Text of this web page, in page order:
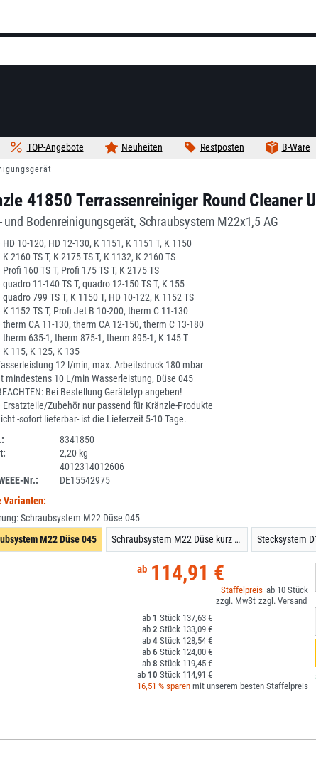
B-Ware
Restposten
Neuheiten
TOP-Angebote
41850 Terrassenreiniger Round Cleaner
und Bodenreinigungsgerät, Schraubsystem M22x1,5 AG
HD 10-120, HD 12-130, K 1151, K 1151 T, K 1150
2160 TS T, K 2175 TS T, K 1132, K 2160 TS
160 TS T, Profi 175 TS T, K 2175 TS
quadro 11-140 TS T, quadro 12-150 TS T, K 155
quadro 799 TS T, K 1150 T, HD 10-122, K 1152 TS
K 1152 TS T, Profi Jet B 10-200, therm C 11-130
therm CA 11-130, therm CA 12-150, therm C 13-180
therm 635-1, therm 875-1, therm 895-1, K 145 T
K 115, K 125, K 135
12 l/min, max. Arbeitsdruck 180 mbar
mindestens 10 L/min Wasserleistung, Düse 045
Bei Bestellung Gerätetyp angeben!
Ersatzteile/Zubehör nur passend für Kränzle-Produkte
-sofort lieferbar- ist die Lieferzeit 5-10 Tage.
8341850
2,20 kg
4012314012606
Nr.:
DE15542975
Varianten:
Schraubsystem M22 Düse 045
M22 Düse 045
Schraubsystem M22 Düse kurz 045 Stecksystem
114,91 €
10
1
137,63 €
2
133,09 €
4
128,54 €
6
124,00 €
8
119,45 €
10
114,91 €
16,51 % sparenmit unserem besten Staffelpreis